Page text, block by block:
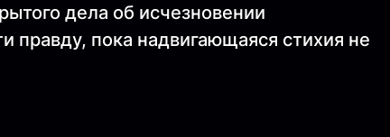
дела об исчезновении
правду, пока надвигающаяся стихия не